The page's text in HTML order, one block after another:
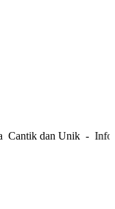
dan Unik - Info dan